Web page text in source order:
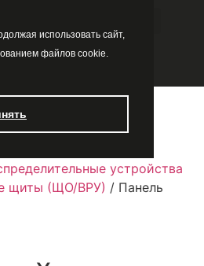
использовать сайт,
файлов cookie.
устройства
щиты (ЩО/ВРУ) / Панель